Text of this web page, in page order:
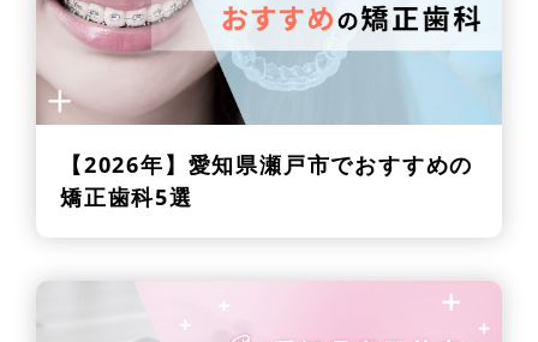
【2026年】 愛知県瀬戸市でおすすめの
矯正歯科5選